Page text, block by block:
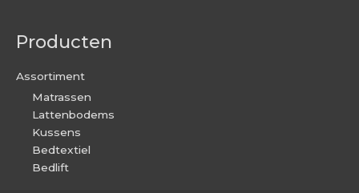
Producten
Assortiment
Matrassen
Lattenbodems
Kussens
Bedtextiel
Bedlift